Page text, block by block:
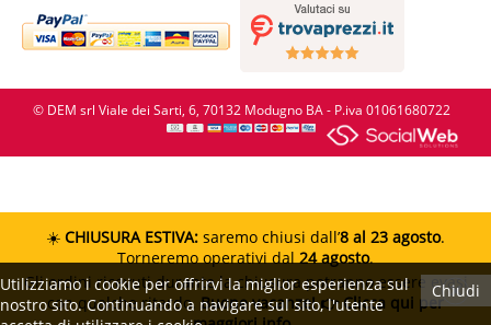
© DEM srl Viale dei Sarti, 6, 70132 Modugno BA - P.iva 01061680722
Chiudi
Utilizziamo i cookie per offrirvi la miglior esperienza sul
nostro sito. Continuando a navigare sul sito, l'utente
☀️ CHIUSURA ESTIVA: saremo chiusi dall’8 al 23 agosto.
Torneremo operativi dal24 agosto.
Gli ordini ricevuti durante la chiusura potranno essere evasi
con qualche ritardo. Buone vacanze!👉 Clicca qui per